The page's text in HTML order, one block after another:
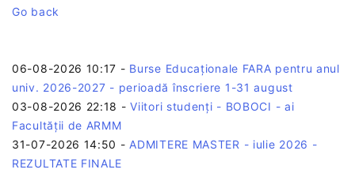
Go back
06-08-2026 10:17 - Burse Educaționale FARA pentru anul
univ. 2026-2027 - perioadă înscriere 1-31 august
03-08-2026 22:18 -Viitori studenți - BOBOCI - ai
Facultății de ARMM
31-07-2026 14:50 - ADMITERE MASTER - iulie 2026 -
REZULTATE FINALE